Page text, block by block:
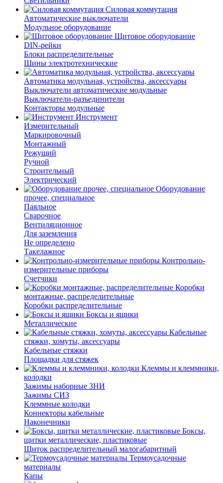
Силовая коммутация
Автоматические выключатели
Модульное оборудование
Щитовое оборудование
DIN-рейки
Блоки распределительные
Шины электротехнические
Автоматика модульная, устройства, аксессуары
Выключатели автоматические модульные
Выключатели-разъединители
Контакторы модульные
Инструмент
Измерительный
Маркировочный
Монтажный
Режущий
Ручной
Строительный
Электрический
Оборудование
прочее, специальное
Паяльное
Сварочное
Вентиляционное
Для заземления
Не определено
Такелажное
Контрольно-
измерительные приборы
Счетчики
Коробки
монтажные, распределительные
Коробки распределительные
Боксы и ящики
Металлические
Кабельные
стяжки, хомуты, аксессуары
Кабельные стяжки
Площадки для стяжек
Клеммы и клеммники,
колодки
Зажимы наборные ЗНИ
Зажимы СИЗ
Клеммные колодки
Коннекторы кабельные
Наконечники
Боксы,
щитки металлические, пластиковые
Щиток распределительный малогабаритный
Термоусадочные
материалы
Капы